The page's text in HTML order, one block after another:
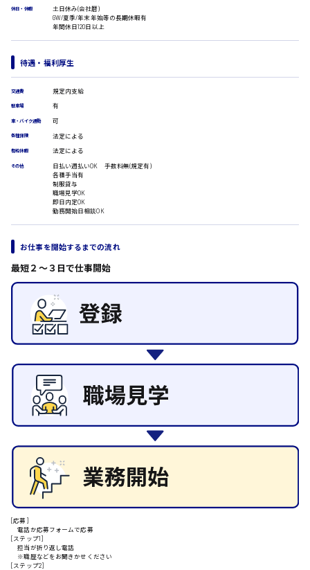
DTPオペレーター
CADオペレーター
WEBデザイナー
システムエンジニア
プログラマー
カスタマーエンジニア
ルート営業
その他の専門職
施設管理・整備
清掃
施工管理
自動車整備士
広島市安佐北区
広島市安芸区
廿日市市
山県郡
安芸太田町
安芸郡
時給1500円以上
時給制すべて
日給9000円～
休日・休暇
土日休み(会社暦)
GW/夏季/年末年始等の長期休暇有
年間休日120日以上
待遇・福利厚生
交通費 規定内支給
駐車場 有
車・バイク通勤 可
各種保険 法定による
有給休暇 法定による
その他
日払い週払いOK 手数料無(規定有)
各種手当有
制服貸与
職場見学OK
即日内定OK
勤務開始日相談OK
お仕事を開始するまでの流れ
最短２〜３日で仕事開始
[応募]
電話か応募フォームで応募
[ステップ1]
担当が折り返し電話
※職歴などをお聞きかせください
[ステップ2]